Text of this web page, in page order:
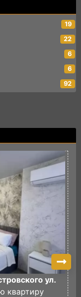
19
22
6
6
92
ул.
квартиру